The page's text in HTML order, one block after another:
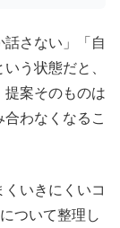
さない」「自
う状態だと、
案そのものは
わなくなるこ
いきにくいコ
ついて整理し